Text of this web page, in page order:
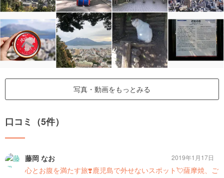
写真・動画をもっとみる
口コミ（5件）
藤岡 なお
心とお腹を満たす旅❣️鹿児島で外せないスポット💘薩摩焼、ご
2019年1月17日